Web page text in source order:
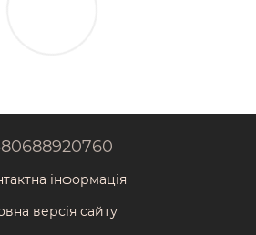
інформація
версія сайту